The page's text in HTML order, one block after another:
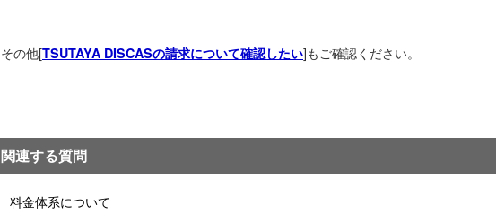
その他[TSUTAYA DISCASの請求について確認したい]もご確認ください。
関連する質問
料金体系について